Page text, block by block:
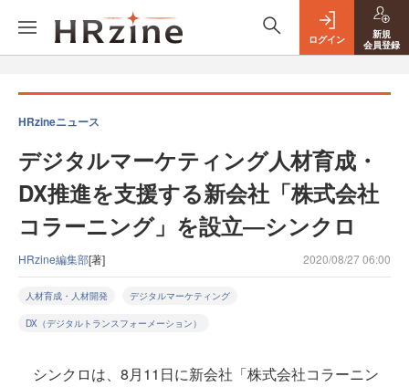
ログイン
新規
会員登録
HRzineニュース
デジタルマーケティング人材育成・
DX推進を支援する新会社「株式会社
コラーニング」を設立―シンクロ
HRzine編集部[著] 2020/08/27 06:00
人材育成・人材開発 デジタルマーケティング
DX（デジタルトランスフォーメーション）
シンクロは、8月11日に新会社「株式会社コラーニン